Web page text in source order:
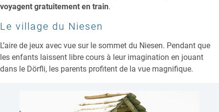
voyagent gratuitement en train.
Le village du Niesen
L’aire de jeux avec vue sur le sommet du Niesen. Pendant que
les enfants laissent libre cours à leur imagination en jouant
dans le Dörfli, les parents profitent de la vue magnifique.